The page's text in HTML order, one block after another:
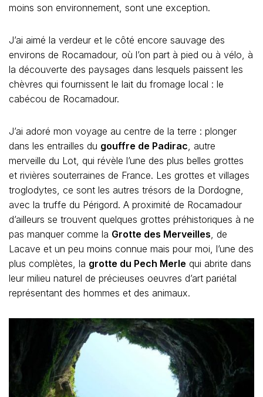
moins son environnement, sont une exception.
J’ai aimé la verdeur et le côté encore sauvage des
environs de Rocamadour, où l’on part à pied ou à vélo, à
la découverte des paysages dans lesquels paissent les
chèvres qui fournissent le lait du fromage local : le
cabécou de Rocamadour.
J’ai adoré mon voyage au centre de la terre : plonger
dans les entrailles du gouffre de Padirac, autre
merveille du Lot, qui révèle l’une des plus belles grottes
et rivières souterraines de France. Les grottes et villages
troglodytes, ce sont les autres trésors de la Dordogne,
avec la truffe du Périgord. A proximité de Rocamadour
d’ailleurs se trouvent quelques grottes préhistoriques à ne
pas manquer comme la Grotte des Merveilles, de
Lacave et un peu moins connue mais pour moi, l’une des
plus complètes, la grotte du Pech Merle qui abrite dans
leur milieu naturel de précieuses oeuvres d’art pariétal
représentant des hommes et des animaux.